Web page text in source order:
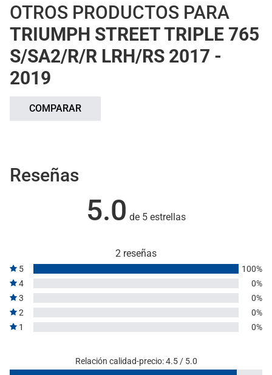
OTROS PRODUCTOS PARA
TRIUMPH STREET TRIPLE 765
S/SA2/R/R LRH/RS 2017 -
2019
COMPARAR
Reseñas
5.0 de 5 estrellas
2 reseñas
5
100%
4
0%
3
0%
2
0%
1
0%
Relación calidad-precio: 4.5 / 5.0